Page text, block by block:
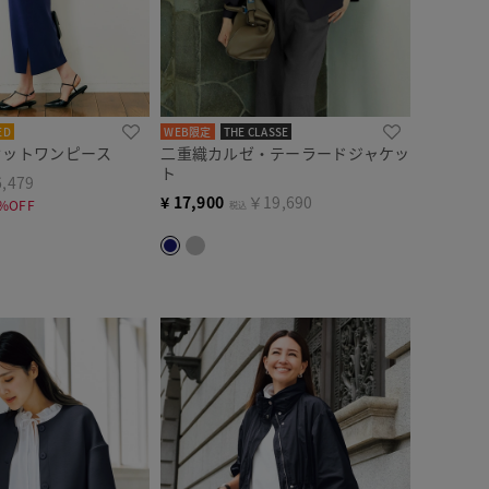
トワンピース
WEB限定 THE CLASSE
二重織カルゼ・テーラードジャケッ
ト
¥ 17,900 税込 ￥19,690